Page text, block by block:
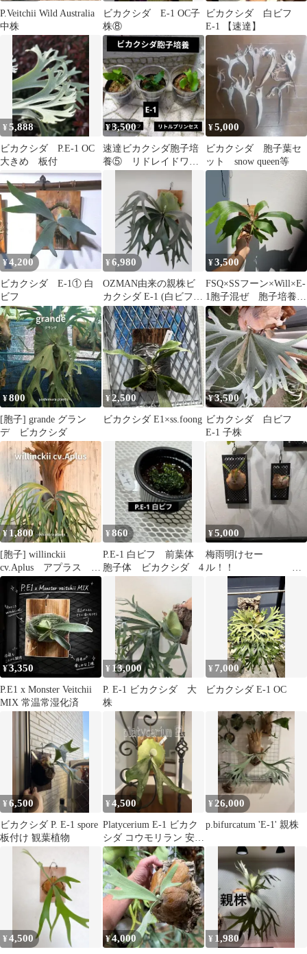
P.Veitchii Wild Australia
中株
ビカクシダ E-1 OC子
株⑧
ビカクシダ 白ビフ
E-1 【速達】
¥5,888
ビカクシダ P.E-1 OC
大きめ 板付
¥3,500
速達ビカクシダ胞子培
養⑤ リドレイドワー
¥5,000
ビカクシダ 胞子葉セ
ット snow queen等
¥4,200
ビカクシダ E-1① 白
ビフ
¥6,980
OZMAN由来の親株ビ
カクシダ E-1 (白ビフ)
子株 板付け の出品
¥3,500
FSQ×SSフーン×Will×E-
1胞子混ぜ 胞子培養
板付け
¥800
[胞子] grande グラン
デ ビカクシダ
¥2,500
ビカクシダ E1×ss.foong
¥3,500
ビカクシダ 白ビフ
E-1 子株
¥ 1,800
[胞子] willinckii
cv.Aplus アプラス ビ
カクシダ
¥860
P.E-1 白ビフ 前葉体
胞子体 ビカクシダ 4
¥5,000
梅雨明けセー
ル！！
ビカクシダ 板
付 2点セット
¥3,350
P.E1 x Monster Veitchii
MIX 常温常湿化済
¥ 13,000
P. E-1 ビカクシダ 大
株
¥ 7,000
ビカクシダ E-1 OC
¥6,500
ビカクシダ P. E-1 spore
板付け 観葉植物
¥4,500
Platycerium E-1 ビカク
シダ コウモリラン 安心
サイズ
¥ 26,000
p.bifurcatum 'E-1' 親株
¥4,500 ¥4,000 ¥ 1,980